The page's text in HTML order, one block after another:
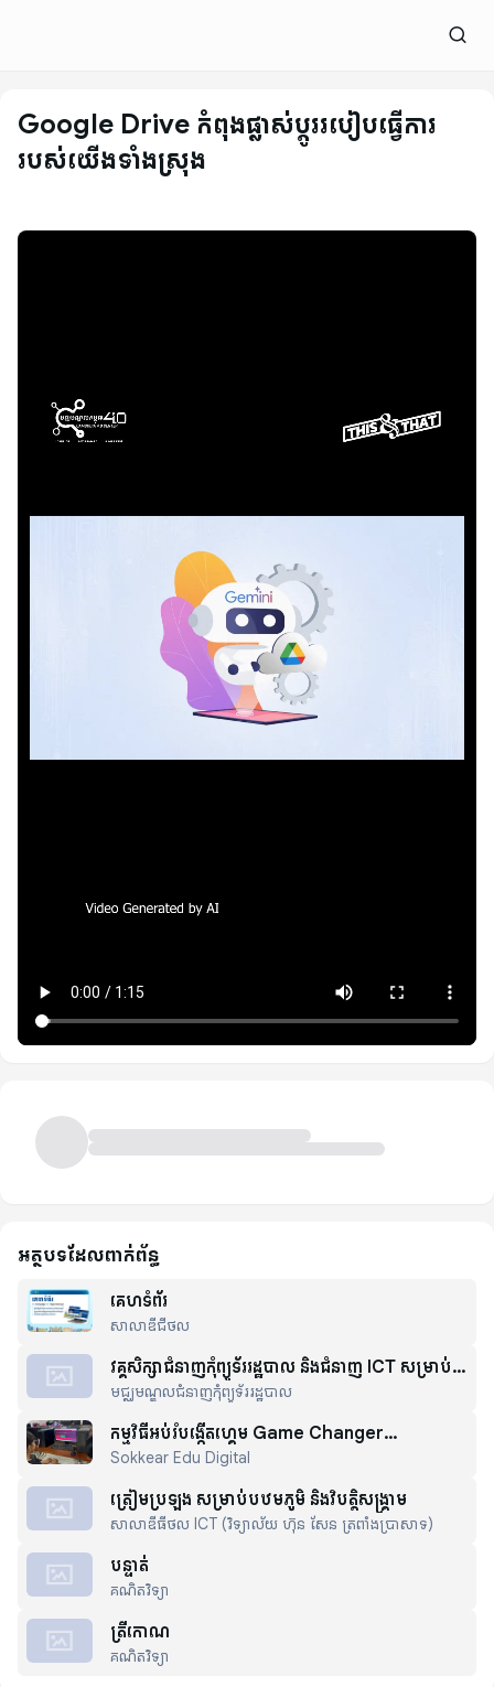
Google Drive កំពុងផ្លាស់ប្តូររបៀបធ្វើការ
របស់យើងទាំងស្រុង
អត្ថបទដែលពាក់ព័ន្ធ
គេហទំព័រ
សាលាឌីជីថល
វគ្គសិក្សាជំនាញកុំព្យូទ័ររដ្ឋបាល និងជំនាញ ICT សម្រាប់
ការងារប្រើប្រាស់នៅក្នុងសាលារៀន
មជ្ឈមណ្ឌលជំនាញកុំព្យូទ័ររដ្ឋបាល
កម្មវិធីអប់រំបង្កើតហ្គេម Game Changer
Coalition (GCC)
Sokkear Edu Digital
ត្រៀមប្រឡង សម្រាប់បឋមភូមិ និងវិបត្តិសង្គ្រាម
សាលាឌីធីថល ICT (វិទ្យាល័យ ហ៊ុន សែន ត្រពាំងប្រាសាទ)
បន្ទាត់
គណិតវិទ្យា
ត្រីកោណ
គណិតវិទ្យា